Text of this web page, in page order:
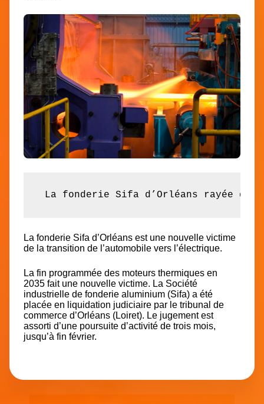
La fonderie Sifa d’Orléans rayée de
La fonderie Sifa d’Orléans est une nouvelle victime
de la transition de l’automobile vers l’électrique.
La fin programmée des moteurs thermiques en
2035 fait une nouvelle victime. La Société
industrielle de fonderie aluminium (Sifa) a été
placée en liquidation judiciaire par le tribunal de
commerce d’Orléans (Loiret). Le jugement est
assorti d’une poursuite d’activité de trois mois,
jusqu’à fin février.